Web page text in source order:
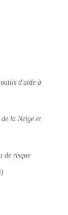
outils d'aide à
la Neige et
de risque